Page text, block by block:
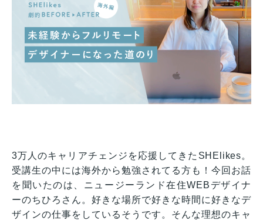
3万人のキャリアチェンジを応援してきたSHElikes。
受講生の中には海外から勉強されてる方も！今回お話
を聞いたのは、ニュージーランド在住WEBデザイナ
ーのちひろさん。好きな場所で好きな時間に好きなデ
ザインの仕事をしているそうです。そんな理想のキャ